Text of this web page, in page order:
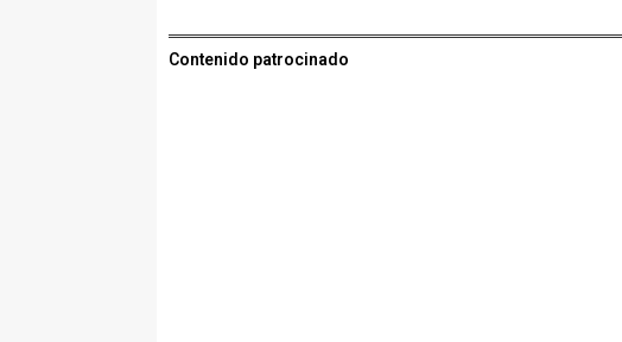
Contenido patrocinado